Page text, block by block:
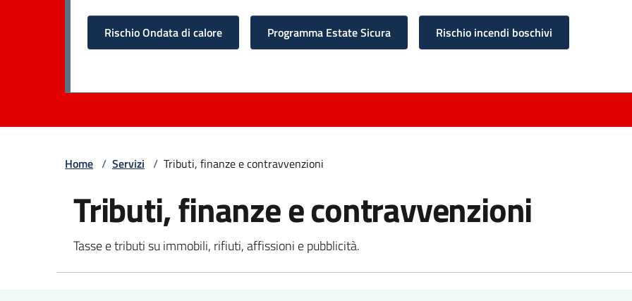
Rischio Ondata di calore Programma Estate Sicura Rischio incendi boschivi
Home / Servizi / Tributi, finanze e contravvenzioni
Tributi, finanze e contravvenzioni
Tasse e tributi su immobili, rifiuti, affissioni e pubblicità.